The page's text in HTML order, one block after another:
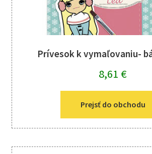
Prívesok k vymaľovaniu-
8,61 €
Prejsť do obchodu